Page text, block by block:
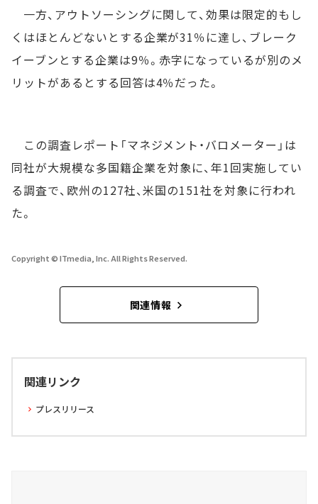
一方、アウトソーシングに関して、効果は限定的もし
くはほとんどないとする企業が31％に達し、ブレーク
イーブンとする企業は9％。赤字になっているが別のメ
リットがあるとする回答は4％だった。
この調査レポート「マネジメント・バロメーター」は
同社が大規模な多国籍企業を対象に、年1回実施してい
る調査で、欧州の127社、米国の151社を対象に行われ
た。
Copyright © ITmedia, Inc. All Rights Reserved.
関連情報
関連リンク
プレスリリース